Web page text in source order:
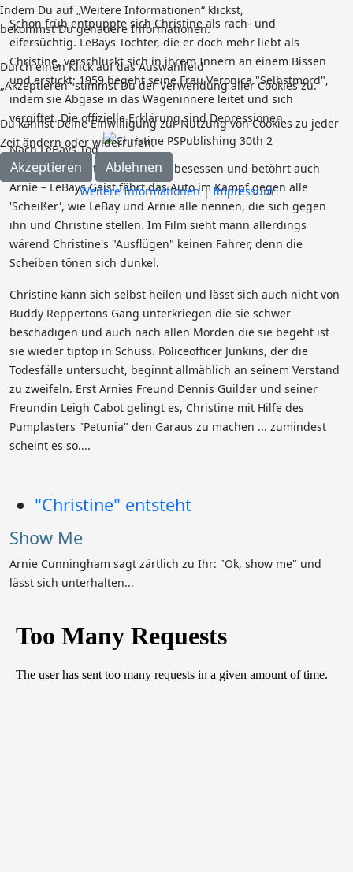
Schon früh entpuppte sich Christine als rach- und
eifersüchtig. LeBays Tochter, die er doch mehr liebt als
Christine, verschluckt sich in ihrem Innern an einem Bissen
und erstickt; 1959 begeht seine Frau Veronica "Selbstmord",
indem sie Abgase in das Wageninnere leitet und sich
vergiftet. Die offizielle Erklärung sind Depressionen.
Nach LeBays Tod
ist das Auto weiterhin von ihm besessen und betöhrt auch
Arnie – LeBays Geist fährt das Auto im Kampf gegen alle
'Scheißer', wie LeBay und Arnie alle nennen, die sich gegen
ihn und Christine stellen. Im Film sieht mann allerdings
wärend Christine's "Ausflügen" keinen Fahrer, denn die
Scheiben tönen sich dunkel.
Christine kann sich selbst heilen und lässt sich auch nicht von
Buddy Reppertons Gang unterkriegen die sie schwer
beschädigen und auch nach allen Morden die sie begeht ist
sie wieder tiptop in Schuss. Policeofficer Junkins, der die
Todesfälle untersucht, beginnt allmählich an seinem Verstand
zu zweifeln. Erst Arnies Freund Dennis Guilder und seiner
Freundin Leigh Cabot gelingt es, Christine mit Hilfe des
Pumplasters "Petunia" den Garaus zu machen ... zumindest
scheint es so....
"Christine" entsteht
Show Me
Arnie Cunningham sagt zärtlich zu Ihr: "Ok, show me" und
lässt sich unterhalten...
Indem Du auf „Weitere Informationen“ klickst,
bekommst Du genauere Informationen.
Durch einen Klick auf das Auswahlfeld
„Akzeptieren“ stimmst Du der Verwendung aller Cookies zu.
Du kannst Deine Einwilligung zur Nutzung von Cookies zu jeder
Zeit ändern oder widerrufen.
Akzeptieren Ablehnen
Weitere Informationen|Impressum